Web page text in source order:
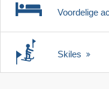
Voordelige
Skiles